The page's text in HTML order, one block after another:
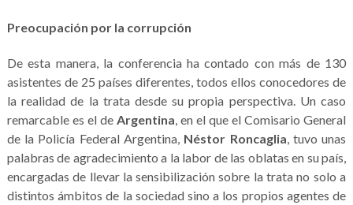
Preocupación por la corrupción
De esta manera, la conferencia ha contado con más de 130
asistentes de 25 países diferentes, todos ellos conocedores de
la realidad de la trata desde su propia perspectiva. Un caso
remarcable es el de Argentina, en el que el Comisario General
de la Policía Federal Argentina, Néstor Roncaglia, tuvo unas
palabras de agradecimiento a la labor de las oblatas en su país,
encargadas de llevar la sensibilización sobre la trata no solo a
distintos ámbitos de la sociedad sino a los propios agentes de